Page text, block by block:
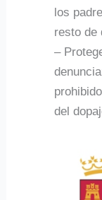
los
resto de
–
del